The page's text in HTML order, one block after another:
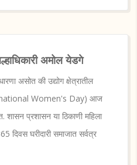
अमोल येडगे
असोत की उद्योग क्षेत्रातील
Women's Day) आज
शासन प्रशासन या ठिकाणी महिला
दिवस घरीदारी समाजात सर्वत्र